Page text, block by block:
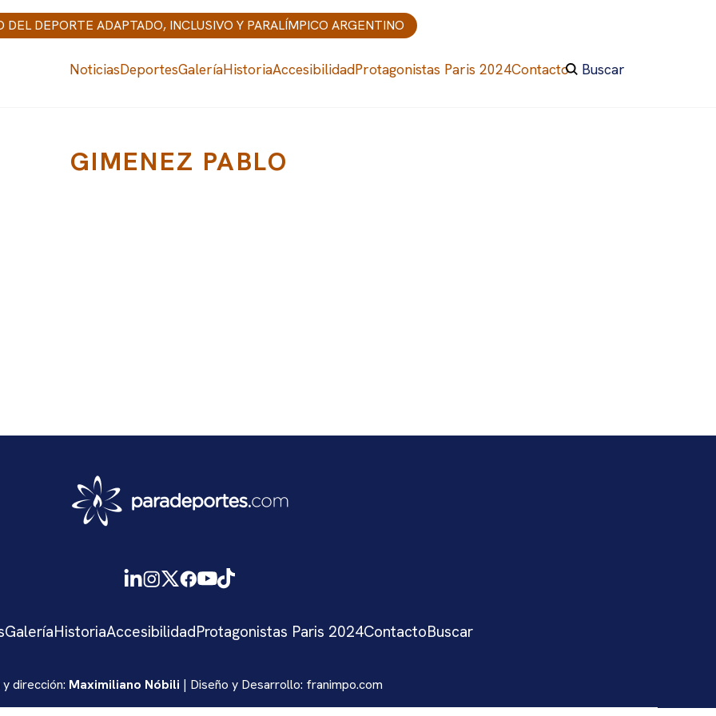
DEL DEPORTE ADAPTADO, INCLUSIVO Y PARALÍMPICO ARGENTINO
NoticiasDeportesGaleríaHistoriaAccesibilidadProtagonistas Paris 2024Contacto Buscar
GIMENEZ PABLO
GaleríaHistoriaAccesibilidadProtagonistas Paris 2024ContactoBuscar
y dirección: Maximiliano Nóbili | Diseño y Desarrollo: franimpo.com